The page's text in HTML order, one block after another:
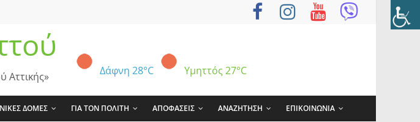
Δάφνη 28°C Υμηττός 27°C
Αττικής»
ΔΟΜΕΣ ΓΙΑ ΤΟΝ ΠΟΛΙΤΗ ΑΠΟΦΑΣΕΙΣ ΑΝΑΖΗΤΗΣΗ ΕΠΙΚΟΙΝΩΝΙΑ